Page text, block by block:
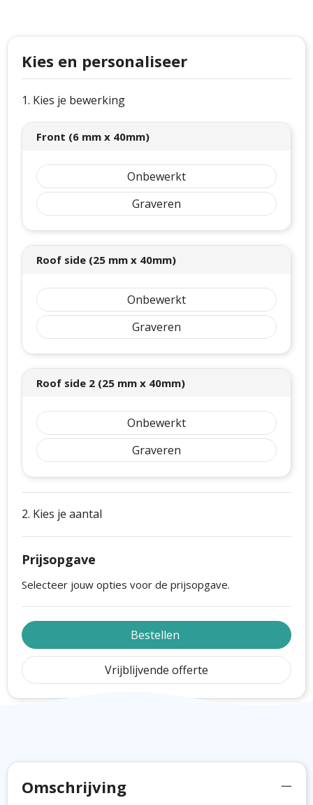
Cutter & Buck
Craft
Thule
Case Logic
Mepal
Parker
Stanley
Ludieke hoofdbanden
Kerstspellen
Kersttassen
kerstkaarsen
Kies en personaliseer
1. Kies je bewerking
Front (6 mm x 40mm)
Onbewerkt
Graveren
Roof side (25 mm x 40mm)
Onbewerkt
Graveren
Roof side 2 (25 mm x 40mm)
Onbewerkt
Graveren
2. Kies je aantal
Prijsopgave
Selecteer jouw opties voor de prijsopgave.
Bestellen
Vrijblijvende offerte
Omschrijving